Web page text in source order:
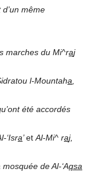
même
du Mi^raj
l-Mountaha,
accordés
a’etAl-Mi^ raj,
de Al-‘Aqsa